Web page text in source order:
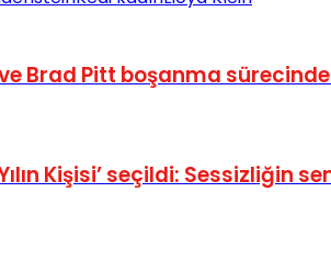
Brad Pitt boşanma
Kişisi’ seçildi: Sessizliğin